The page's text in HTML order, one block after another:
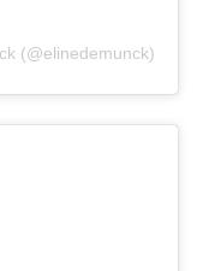
(@elinedemunck)